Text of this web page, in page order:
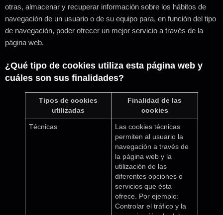
otras, almacenar y recuperar información sobre los hábitos de
navegación de un usuario o de su equipo para, en función del tipo
de navegación, poder ofrecer un mejor servicio a través de la
página web.
¿Qué tipo de cookies utiliza esta página web y
cuáles son sus finalidades?
Tipos de cookies
utilizadas
Finalidad de las
cookies
Técnicas
Las cookies técnicas
permiten al usuario la
navegación a través de
la página web y la
utilización de las
diferentes opciones o
servicios que ésta
ofrece. Por ejemplo:
Controlar el tráfico y la